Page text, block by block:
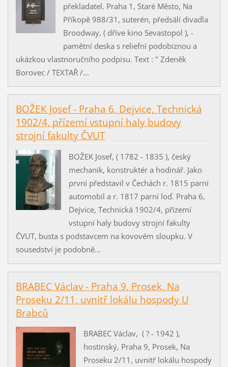
překladatel. Praha 1, Staré Město, Na
Příkopě 988/31, suterén, předsálí divadla
Broodway, ( dříve kino Sevastopol ), -
pamětní deska s reliefní podobiznou a
ukázkou vlastnoručního podpisu. Text : " Zdeněk
Borovec / TEXTAŘ /...
BOŽEK Josef - Praha 6, Dejvice, Technická
1902/4, přízemí vstupní haly budovy
strojní fakulty ČVUT
BOŽEK Josef, ( 1782 - 1835 ), český
mechanik, konstruktér a hodinář. Jako
první představil v Čechách r. 1815 parní
automobil a r. 1817 parní loď. Praha 6,
Dejvice, Technická 1902/4, přízemí
vstupní haly budovy strojní fakulty
ČVUT, busta s podstavcem na kovovém sloupku. V
sousedství je podobně...
BRABEC Václav - Praha 9, Prosek, Na
Proseku 2/11, uvnitř lokálu hospody U
Brabců
BRABEC Václav, ( ? - 1942 ),
hostinský, Praha 9, Prosek, Na
Proseku 2/11, uvnitř lokálu hospody